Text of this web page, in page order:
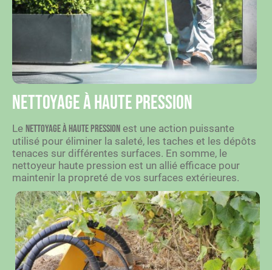
Nettoyage à haute pression
Le nettoyage à haute pression est une action puissante
utilisé pour éliminer la saleté, les taches et les dépôts
tenaces sur différentes surfaces. En somme, le
nettoyeur haute pression est un allié efficace pour
maintenir la propreté de vos surfaces extérieures.